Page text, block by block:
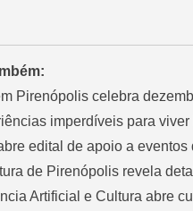
Pirenópolis celebra
imperdíveis para
edital de apoio a
de Pirenópolis revela
Artificial e Cultura abre